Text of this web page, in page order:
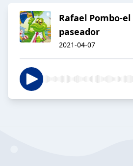
Rafael Pombo-
paseador
2021-04-07